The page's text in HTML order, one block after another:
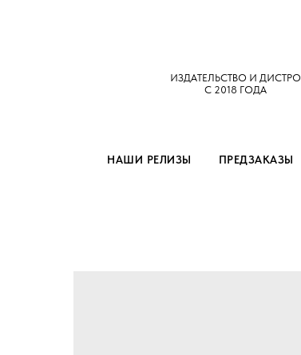
ИЗДАТЕЛЬСТВО И ДИСТРО
С 2018 ГОДА
НАШИ РЕЛИЗЫ ПРЕДЗАКАЗЫ